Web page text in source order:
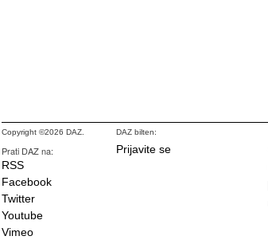
Copyright ©2026 DAZ.
Prati DAZ na:
RSS
Facebook
Twitter
Youtube
Vimeo
DAZ bilten:
Prijavite se